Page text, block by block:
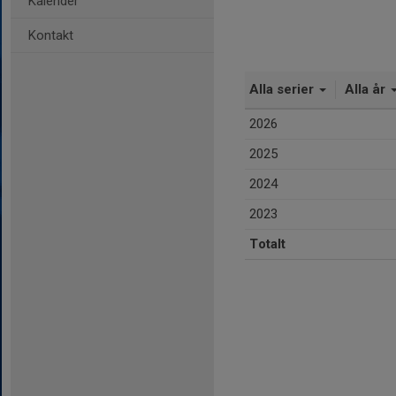
Kontakt
Alla serier Alla år
2026
2025
2024
2023
Totalt